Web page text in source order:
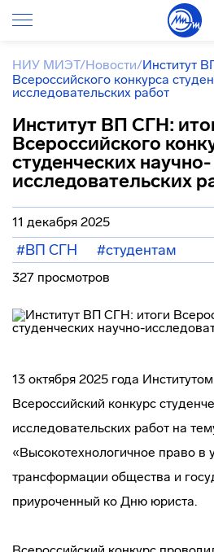
НИУ МИЭТ/Новости/Институт
Всероссийского конкурса
исследовательских работ
Институт ВП СГН:
Всероссийского
студенческих научно-
исследовательских
11 декабря 2025
#ВП СГН #студентам
327 просмотров
13 октября 2025 года
Всероссийский конкурс
исследовательских работ на
«Высокотехнологичное право в
трансформации общества и
приуроченный ко Дню юриста.